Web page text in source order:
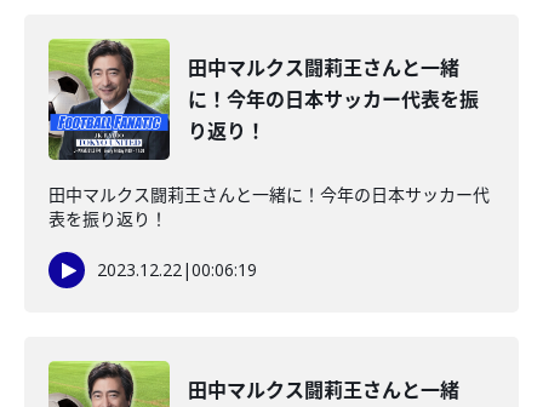
田中マルクス闘莉王さんと一緒
に！今年の日本サッカー代表を振
り返り！
田中マルクス闘莉王さんと一緒に！今年の日本サッカー代
表を振り返り！
2023.12.22|00:06:19
田中マルクス闘莉王さんと一緒